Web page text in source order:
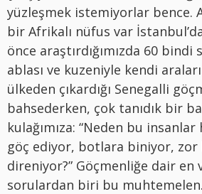
yüzleşmek istemiyorlar bence.
bir Afrikalı nüfus var
önce araştırdığımızda 60 bindi
ablası ve kuzeniyle kendi
ülkeden çıkardığı Senegalli
bahsederken, çok tanıdık bir
kulağımıza: “Neden bu
göç ediyor, botlara biniyor, zor
direniyor?” Göçmenliğe dair en
sorulardan biri bu